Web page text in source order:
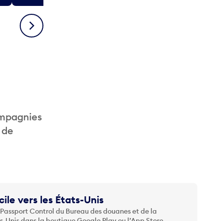
Suivant
vers les États-Unis
Control du Bureau des douanes et de la